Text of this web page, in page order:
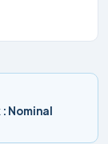
Nominal